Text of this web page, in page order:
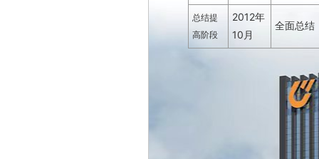
总结提
高阶段
2012年
10 月
全面总结